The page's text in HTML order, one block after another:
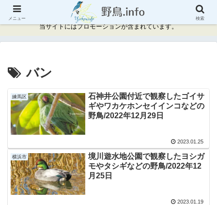
神奈川県周辺の野鳥情報と記録
当サイトにはプロモーションが含まれています。
バン
練馬区
石神井公園付近で観察したゴイサ
ギやワカケホンセイインコなどの
野鳥/2022年12月29日
2023.01.25
横浜市
境川遊水地公園で観察したヨシガ
モやタシギなどの野鳥/2022年12
月25日
2023.01.19
メニュー 検索